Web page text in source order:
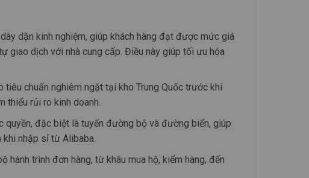
dặn kinh nghiệm, giúp khách hàng đạt được mức giá
giao dịch với nhà cung cấp. Điều này giúp tối ưu hóa
tiêu chuẩn nghiêm ngặt tại kho Trung Quốc trước khi
thiểu rủi ro kinh doanh.
quyền, đặc biệt là tuyến đường bộ và đường biển, giúp
khi nhập sỉ từ Alibaba.
hành trình đơn hàng, từ khâu mua hộ, kiểm hàng, đến